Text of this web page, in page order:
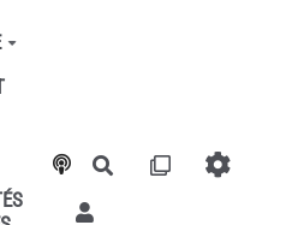
Rechercher